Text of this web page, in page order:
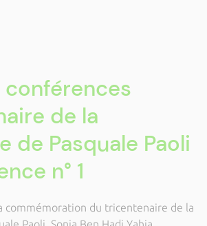
de la
de Pasquale Paoli
n° 1
commémoration du tricentenaire de la